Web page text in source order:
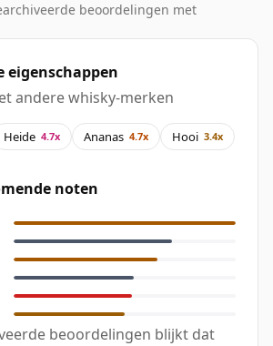
beoordelingen met
eigenschappen
andere whisky-merken
Heide 4.7x Ananas 4.7x Hooi 3.4x
noten
beoordelingen blijkt dat